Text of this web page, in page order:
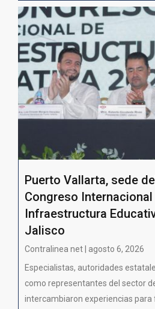
Puerto Vallarta, sede
Congreso
Infraestructura
Jalisco
Contralinea net | agosto 6, 2026
Especialistas, autoridades
como representantes del sector
intercambiaron experiencias para